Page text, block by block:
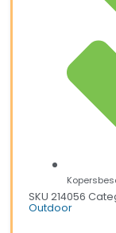
SKU214056
Outdoor